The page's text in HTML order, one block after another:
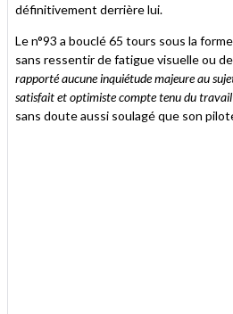
définitivement derrière lui.
Le n°93 a bouclé 65 tours sous la
sans ressentir de fatigue visuelle ou
rapporté aucune inquiétude majeure au
satisfait et optimiste compte tenu du travail
sans doute aussi soulagé que son